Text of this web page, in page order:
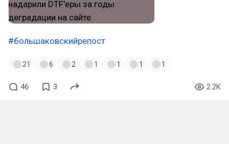
#большаковскийрепост
21 6 2 1 1 1 1
46 3 2.2K